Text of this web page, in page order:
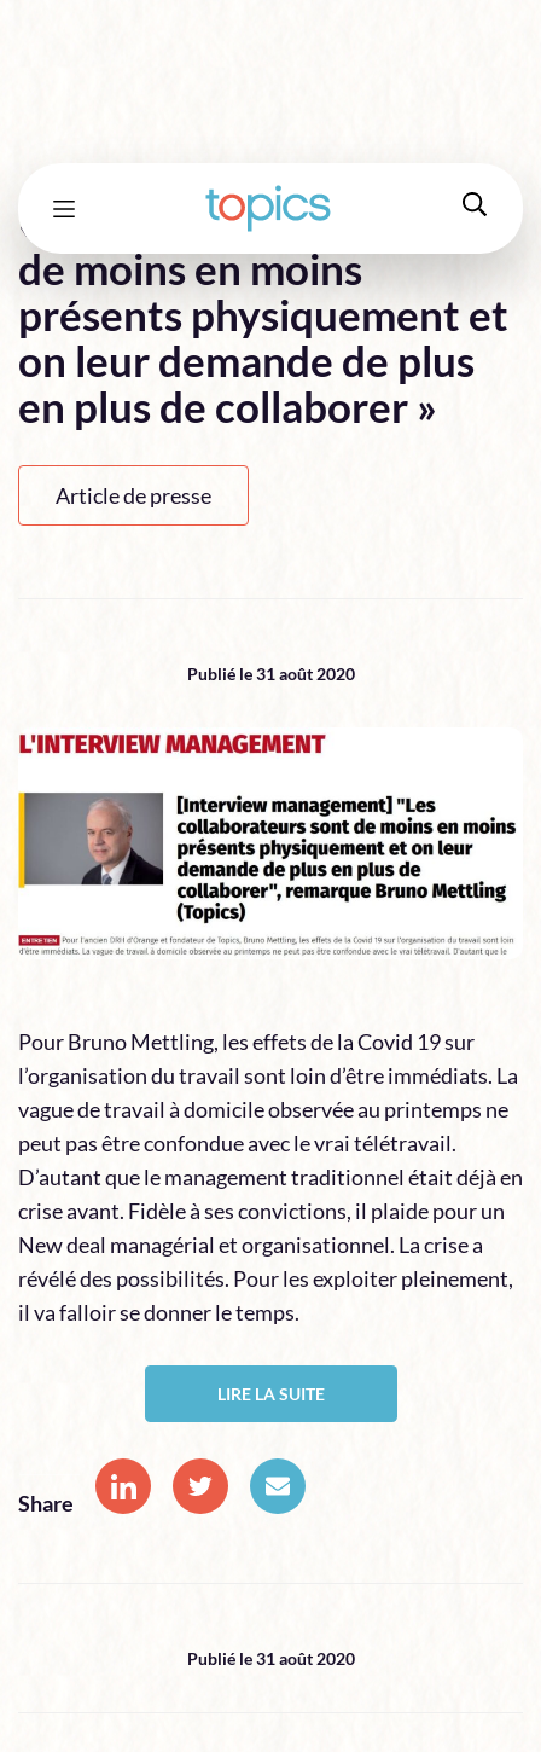
« Les collaborateurs sont
de moins en moins
présents physiquement et
on leur demande de plus
en plus de collaborer »
Article de presse
Publié le 31 août 2020
Pour Bruno Mettling, les effets de la Covid 19 sur
l’organisation du travail sont loin d’être immédiats. La
vague de travail à domicile observée au printemps ne
peut pas être confondue avec le vrai télétravail.
D’autant que le management traditionnel était déjà en
crise avant. Fidèle à ses convictions, il plaide pour un
New deal managérial et organisationnel. La crise a
révélé des possibilités. Pour les exploiter pleinement,
il va falloir se donner le temps.
LIRE LA SUITE
Share
Publié le 31 août 2020